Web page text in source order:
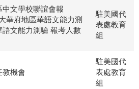
中文學校聯誼會報
華府地區華語文能力測
語文能力測驗 報考人數
駐美國代
表處教育
組
教機會
駐美國代
表處教育
組